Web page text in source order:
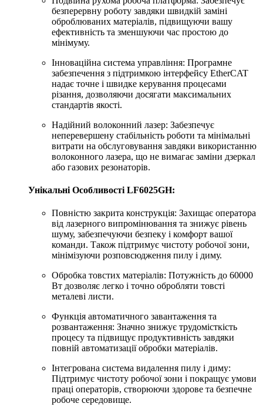
безперервну роботу завдяки швидкій заміні
оброблюваних матеріалів, підвищуючи вашу
ефективність та зменшуючи час простою до
мінімуму.
Інноваційна система управління: Програмне
забезпечення з підтримкою інтерфейсу EtherCAT
надає точне і швидке керування процесами
різання, дозволяючи досягати максимальних
стандартів якості.
Надійний волоконний лазер: Забезпечує
неперевершену стабільність роботи та мінімальні
витрати на обслуговування завдяки використанню
волоконного лазера, що не вимагає заміни дзеркал
або газових резонаторів.
Унікальні Особливості LF6025GH:
Повністю закрита конструкція: Захищає оператора
від лазерного випромінювання та знижує рівень
шуму, забезпечуючи безпеку і комфорт вашої
команди. Також підтримує чистоту робочої зони,
мінімізуючи розповсюдження пилу і диму.
Обробка товстих матеріалів: Потужність до 60000
Вт дозволяє легко і точно обробляти товсті
металеві листи.
Функція автоматичного завантаження та
розвантаження: Значно знижує трудомісткість
процесу та підвищує продуктивність завдяки
повній автоматизації обробки матеріалів.
Інтегрована система видалення пилу і диму:
Підтримує чистоту робочої зони і покращує умови
праці операторів, створюючи здорове та безпечне
робоче середовище.